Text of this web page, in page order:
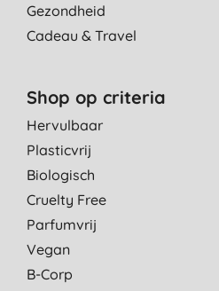
Gezondheid
Cadeau & Travel
Shop op criteria
Hervulbaar
Plasticvrij
Biologisch
Cruelty Free
Parfumvrij
Vegan
B-Corp